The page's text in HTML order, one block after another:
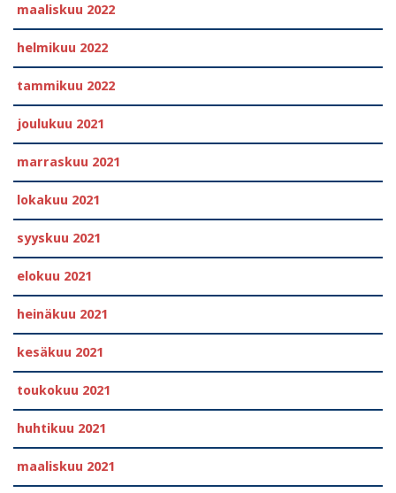
maaliskuu 2022
helmikuu 2022
tammikuu 2022
joulukuu 2021
marraskuu 2021
lokakuu 2021
syyskuu 2021
elokuu 2021
heinäkuu 2021
kesäkuu 2021
toukokuu 2021
huhtikuu 2021
maaliskuu 2021